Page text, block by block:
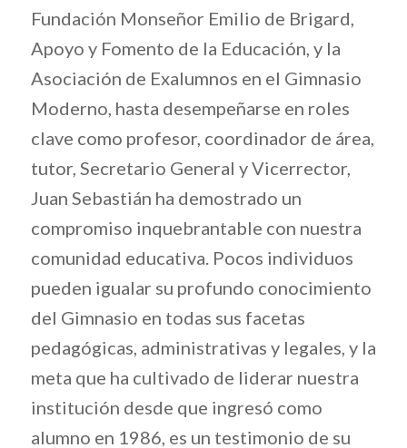
Fundación Monseñor Emilio de Brigard,
Apoyo y Fomento de la Educación, y la
Asociación de Exalumnos en el Gimnasio
Moderno, hasta desempeñarse en roles
clave como profesor, coordinador de área,
tutor, Secretario General y Vicerrector,
Juan Sebastián ha demostrado un
compromiso inquebrantable con nuestra
comunidad educativa. Pocos individuos
pueden igualar su profundo conocimiento
del Gimnasio en todas sus facetas
pedagógicas, administrativas y legales, y la
meta que ha cultivado de liderar nuestra
institución desde que ingresó como
alumno en 1986, es un testimonio de su